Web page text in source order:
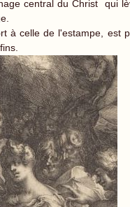
central du Christ qui
à celle de l'estampe, est